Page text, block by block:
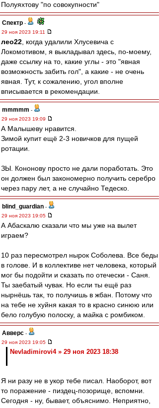
Полуяхтову "по совокупности"
Спектр -
29 ноя 2023 19:11
лео22 , когда удалили Хлусевича с
Локомотивом, я выкладывал здесь, по-моему,
даже ссылку на то, какие углы - это "явная
возможность забить гол", а какие - не очень
явная. Тут, к сожалению, угол вполне
вписывается в рекомендации.
mmmmm -
29 ноя 2023 19:09
А Малышеву нравится.
Зимой купит ещё 2-3 новичков для пущей
ротации.
ЗЫ. Кононову просто не дали поработать. Это
он должен был закономерно получить серебро
через пару лет, а не случайно Тедеско.
blind_guardian -
29 ноя 2023 19:05
А Абаскалю сказали что мы уже на вылет
играем?
10 раз пересмотрел нырок Соболева. Все беды
в голове. И в коллективе нет человека, который
мог бы подойти и сказать по отечески - Саня.
Ты заебатый чувак. Но если ты ещё раз
нырнёшь так, то получишь в жбан. Потому что
на тебе не хуйня какая то в красно синюю или
бело голубую полоску, а майка с ромбиком.
Авверс -
29 ноя 2023 19:05
Nevladimirovi4 » 29 ноя 2023 18:38
Я ни разу не в укор тебе писал. Наоборот, вот
то поражение - пиздец-позорище, вспомни.
Сегодня - ну, бывает, объяснимо. Неприятно,